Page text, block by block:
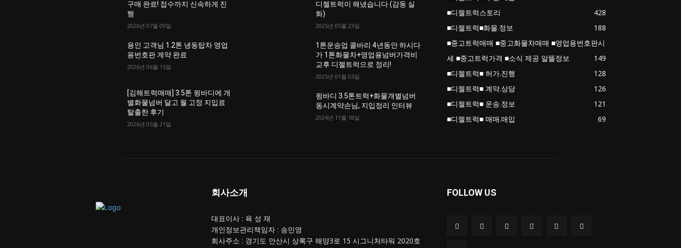
구매 완료! 접수까지 신속하게 진
행
2026년 07월 09일
용인 고객님 1.2톤 냉동탑차 영업
용번호판 계약 완료
2026년 06월 15일
[김해트럭매매] 3.5톤 윙바디에 개
별화물넘버 달고 월 고정 지입료
탈출한 후기
2026년 05월 21일
디젤트럭이 해냈습니다 (감동 실
화)
2025년 05월 23일
1톤운송업 콜바리 4년동안 하시다
가 1톤화물차+영업용넘버가격비
교후 디젤트럭으로 정리!
2025년 01월 03일
윙바디 3.5톤트럭+화물개별넘버
동시계약손님, 지입정리 인터뷰
2024년 11월 18일
■디젤트럭스토리
428
■디젤트럭■화물.정보
188
■중고트럭매매 ■중고화물차매매 ■영업용번호판시
세 ■중고트럭가격 ■소식 제공 알뜰정보
149
■디젤트럭■ 허가.진행
128
■디젤트럭■ 계약.상담
126
■디젤트럭■ 운송.정보
121
■디젤트럭■ 매매.매입
69
회사소개
대표이사 : 육 성 재
개인정보관리책임자 : 송민영
회사주소 : 경기도 안산시 상록구 해양3로 15 시그니처타워 2020호
FOLLOW US